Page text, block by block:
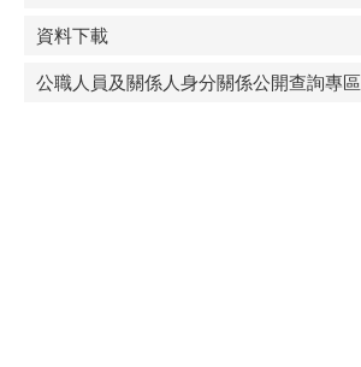
資料下載
公職人員及關係人身分關係公開查詢專區